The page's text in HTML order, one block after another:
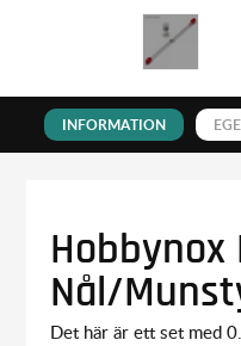
INFORMATION
Hobbynox
Nål/
Det här är ett set med